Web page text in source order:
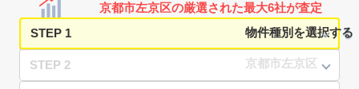
京都市左京区の厳選された最大6社が査定
STEP 1
STEP 2